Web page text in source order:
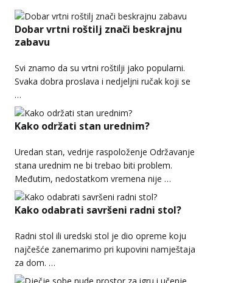
Dobar vrtni roštilj znači beskrajnu
zabavu
Svi znamo da su vrtni roštilji jako popularni.
Svaka dobra proslava i nedjeljni ručak koji se
…
Kako održati stan urednim?
Uredan stan, vedrije raspoloženje Održavanje
stana urednim ne bi trebao biti problem.
Međutim, nedostatkom vremena nije …
Kako odabrati savršeni radni stol?
Radni stol ili uredski stol je dio opreme koju
najčešće zanemarimo pri kupovini namještaja
za dom. …